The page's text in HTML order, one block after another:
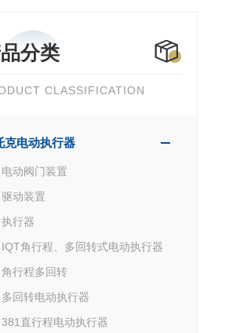
分类
CLASSIFICATION
克电动执行器
电动阀门装置
驱动装置
执行器
IQT角行程、多回转式电动执行器
角行程多回转
多回转电动执行器
381直行程电动执行器